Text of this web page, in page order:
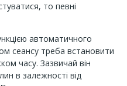
то певні
автоматичного
сеансу треба встановити
часу. Зазвичай він
в залежності від